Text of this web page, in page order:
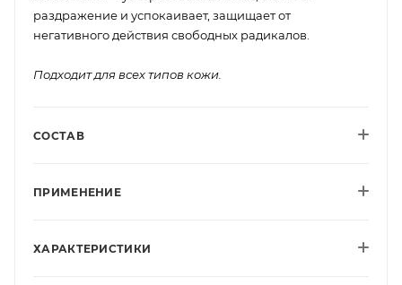
раздражение и успокаивает, защищает от
негативного действия свободных радикалов.
Подходит для всех типов кожи.
СОСТАВ
ПРИМЕНЕНИЕ
ХАРАКТЕРИСТИКИ